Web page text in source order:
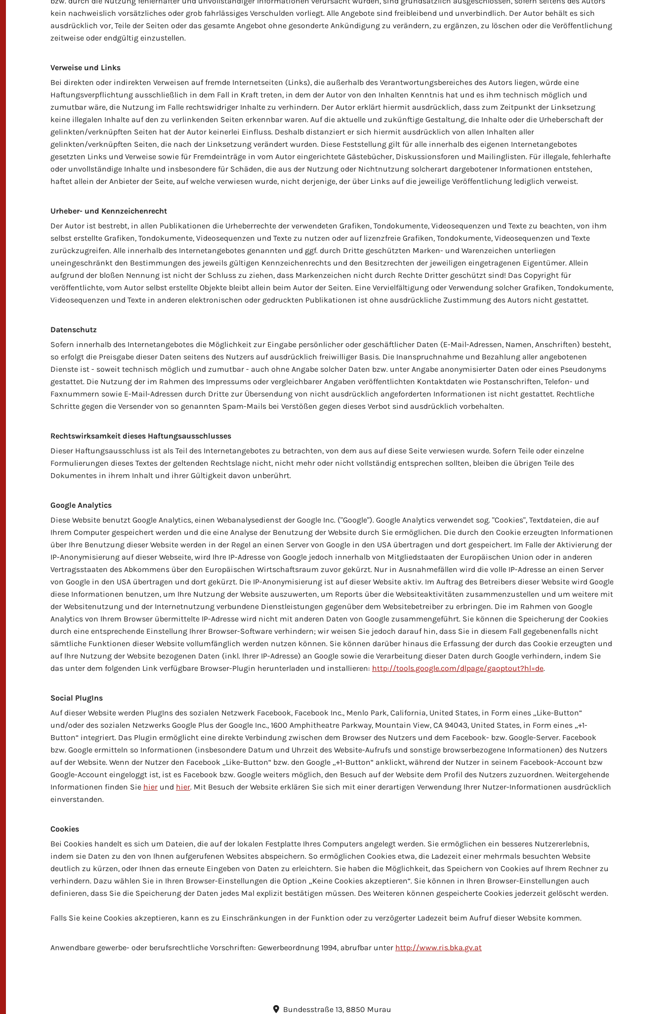
kein nachweislich vorsätzliches oder grob fahrlässiges Verschulden vorliegt. Alle Angebote sind freibleibend und unverbindlich. Der Autor behält es sich
ausdrücklich vor, Teile der Seiten oder das gesamte Angebot ohne gesonderte Ankündigung zu verändern, zu ergänzen, zu löschen oder die Veröffentlichung
zeitweise oder endgültig einzustellen.
Verweise und Links
Bei direkten oder indirekten Verweisen auf fremde Internetseiten (Links), die außerhalb des Verantwortungsbereiches des Autors liegen, würde eine
Haftungsverpflichtung ausschließlich in dem Fall in Kraft treten, in dem der Autor von den Inhalten Kenntnis hat und es ihm technisch möglich und
zumutbar wäre, die Nutzung im Falle rechtswidriger Inhalte zu verhindern. Der Autor erklärt hiermit ausdrücklich, dass zum Zeitpunkt der Linksetzung
keine illegalen Inhalte auf den zu verlinkenden Seiten erkennbar waren. Auf die aktuelle und zukünftige Gestaltung, die Inhalte oder die Urheberschaft der
gelinkten/verknüpften Seiten hat der Autor keinerlei Einfluss. Deshalb distanziert er sich hiermit ausdrücklich von allen Inhalten aller
gelinkten/verknüpften Seiten, die nach der Linksetzung verändert wurden. Diese Feststellung gilt für alle innerhalb des eigenen Internetangebotes
gesetzten Links und Verweise sowie für Fremdeinträge in vom Autor eingerichtete Gästebücher, Diskussionsforen und Mailinglisten. Für illegale, fehlerhafte
oder unvollständige Inhalte und insbesondere für Schäden, die aus der Nutzung oder Nichtnutzung solcherart dargebotener Informationen entstehen,
haftet allein der Anbieter der Seite, auf welche verwiesen wurde, nicht derjenige, der über Links auf die jeweilige Veröffentlichung lediglich verweist.
Urheber- und Kennzeichenrecht
Der Autor ist bestrebt, in allen Publikationen die Urheberrechte der verwendeten Grafiken, Tondokumente, Videosequenzen und Texte zu beachten, von ihm
selbst erstellte Grafiken, Tondokumente, Videosequenzen und Texte zu nutzen oder auf lizenzfreie Grafiken, Tondokumente, Videosequenzen und Texte
zurückzugreifen. Alle innerhalb des Internetangebotes genannten und ggf. durch Dritte geschützten Marken- und Warenzeichen unterliegen
uneingeschränkt den Bestimmungen des jeweils gültigen Kennzeichenrechts und den Besitzrechten der jeweiligen eingetragenen Eigentümer. Allein
aufgrund der bloßen Nennung ist nicht der Schluss zu ziehen, dass Markenzeichen nicht durch Rechte Dritter geschützt sind! Das Copyright für
veröffentlichte, vom Autor selbst erstellte Objekte bleibt allein beim Autor der Seiten. Eine Vervielfältigung oder Verwendung solcher Grafiken, Tondokumente,
Videosequenzen und Texte in anderen elektronischen oder gedruckten Publikationen ist ohne ausdrückliche Zustimmung des Autors nicht gestattet.
Datenschutz
Sofern innerhalb des Internetangebotes die Möglichkeit zur Eingabe persönlicher oder geschäftlicher Daten (E-Mail-Adressen, Namen, Anschriften) besteht,
so erfolgt die Preisgabe dieser Daten seitens des Nutzers auf ausdrücklich freiwilliger Basis. Die Inanspruchnahme und Bezahlung aller angebotenen
Dienste ist - soweit technisch möglich und zumutbar - auch ohne Angabe solcher Daten bzw. unter Angabe anonymisierter Daten oder eines Pseudonyms
gestattet. Die Nutzung der im Rahmen des Impressums oder vergleichbarer Angaben veröffentlichten Kontaktdaten wie Postanschriften, Telefon- und
Faxnummern sowie E-Mail-Adressen durch Dritte zur Übersendung von nicht ausdrücklich angeforderten Informationen ist nicht gestattet. Rechtliche
Schritte gegen die Versender von so genannten Spam-Mails bei Verstößen gegen dieses Verbot sind ausdrücklich vorbehalten.
Rechtswirksamkeit dieses Haftungsausschlusses
Dieser Haftungsausschluss ist als Teil des Internetangebotes zu betrachten, von dem aus auf diese Seite verwiesen wurde. Sofern Teile oder einzelne
Formulierungen dieses Textes der geltenden Rechtslage nicht, nicht mehr oder nicht vollständig entsprechen sollten, bleiben die übrigen Teile des
Dokumentes in ihrem Inhalt und ihrer Gültigkeit davon unberührt.
Google Analytics
Diese Website benutzt Google Analytics, einen Webanalysedienst der Google Inc. ("Google"). Google Analytics verwendet sog. "Cookies", Textdateien, die auf
Ihrem Computer gespeichert werden und die eine Analyse der Benutzung der Website durch Sie ermöglichen. Die durch den Cookie erzeugten Informationen
über Ihre Benutzung dieser Website werden in der Regel an einen Server von Google in den USA übertragen und dort gespeichert. Im Falle der Aktivierung der
IP-Anonymisierung auf dieser Webseite, wird Ihre IP-Adresse von Google jedoch innerhalb von Mitgliedstaaten der Europäischen Union oder in anderen
Vertragsstaaten des Abkommens über den Europäischen Wirtschaftsraum zuvor gekürzt. Nur in Ausnahmefällen wird die volle IP-Adresse an einen Server
von Google in den USA übertragen und dort gekürzt. Die IP-Anonymisierung ist auf dieser Website aktiv. Im Auftrag des Betreibers dieser Website wird Google
diese Informationen benutzen, um Ihre Nutzung der Website auszuwerten, um Reports über die Websiteaktivitäten zusammenzustellen und um weitere mit
der Websitenutzung und der Internetnutzung verbundene Dienstleistungen gegenüber dem Websitebetreiber zu erbringen. Die im Rahmen von Google
Analytics von Ihrem Browser übermittelte IP-Adresse wird nicht mit anderen Daten von Google zusammengeführt. Sie können die Speicherung der Cookies
durch eine entsprechende Einstellung Ihrer Browser-Software verhindern; wir weisen Sie jedoch darauf hin, dass Sie in diesem Fall gegebenenfalls nicht
sämtliche Funktionen dieser Website vollumfänglich werden nutzen können. Sie können darüber hinaus die Erfassung der durch das Cookie erzeugten und
auf Ihre Nutzung der Website bezogenen Daten (inkl. Ihrer IP-Adresse) an Google sowie die Verarbeitung dieser Daten durch Google verhindern, indem Sie
das unter dem folgenden Link verfügbare Browser-Plugin herunterladen und installieren: http://tools.google.com/dlpage/gaoptout?hl=de.
Social PlugIns
Auf dieser Website werden PlugIns des sozialen Netzwerk Facebook, Facebook Inc., Menlo Park, California, United States, in Form eines „Like-Button“
und/oder des sozialen Netzwerks Google Plus der Google Inc., 1600 Amphitheatre Parkway, Mountain View, CA 94043, United States, in Form eines „+1-
Button“ integriert. Das Plugin ermöglicht eine direkte Verbindung zwischen dem Browser des Nutzers und dem Facebook- bzw. Google-Server. Facebook
bzw. Google ermitteln so Informationen (insbesondere Datum und Uhrzeit des Website-Aufrufs und sonstige browserbezogene Informationen) des Nutzers
auf der Website. Wenn der Nutzer den Facebook „Like-Button“ bzw. den Google „+1-Button“ anklickt, während der Nutzer in seinem Facebook-Account bzw
Google-Account eingeloggt ist, ist es Facebook bzw. Google weiters möglich, den Besuch auf der Website dem Profil des Nutzers zuzuordnen. Weitergehende
Informationen finden Sie hier und hier. Mit Besuch der Website erklären Sie sich mit einer derartigen Verwendung Ihrer Nutzer-Informationen ausdrücklich
einverstanden.
Cookies
Bei Cookies handelt es sich um Dateien, die auf der lokalen Festplatte Ihres Computers angelegt werden. Sie ermöglichen ein besseres Nutzererlebnis,
indem sie Daten zu den von Ihnen aufgerufenen Websites abspeichern. So ermöglichen Cookies etwa, die Ladezeit einer mehrmals besuchten Website
deutlich zu kürzen, oder Ihnen das erneute Eingeben von Daten zu erleichtern. Sie haben die Möglichkeit, das Speichern von Cookies auf Ihrem Rechner zu
verhindern. Dazu wählen Sie in Ihren Browser-Einstellungen die Option „Keine Cookies akzeptieren“. Sie können in Ihren Browser-Einstellungen auch
definieren, dass Sie die Speicherung der Daten jedes Mal explizit bestätigen müssen. Des Weiteren können gespeicherte Cookies jederzeit gelöscht werden.
Falls Sie keine Cookies akzeptieren, kann es zu Einschränkungen in der Funktion oder zu verzögerter Ladezeit beim Aufruf dieser Website kommen.
Anwendbare gewerbe- oder berufsrechtliche Vorschriften: Gewerbeordnung 1994, abrufbar unter http://www.ris.bka.gv.at
Bundesstraße 13, 8850 Murau